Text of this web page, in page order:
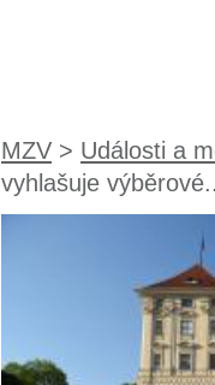
MZV > Události a
vyhlašuje